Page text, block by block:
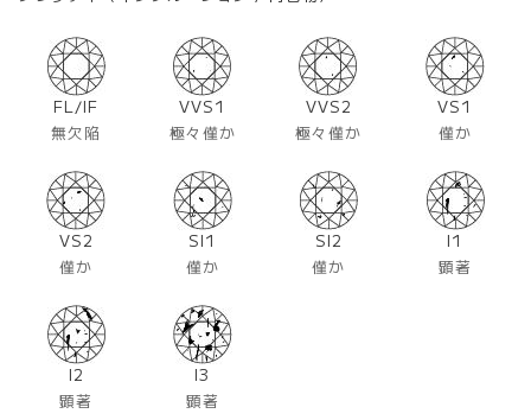
FL/IF
無欠陥
VVS1
極々僅か
VVS2
極々僅か
VS1
僅か
VS2
僅か
SI1
僅か
SI2
僅か
I1
顕著
I2
顕著
I3
顕著